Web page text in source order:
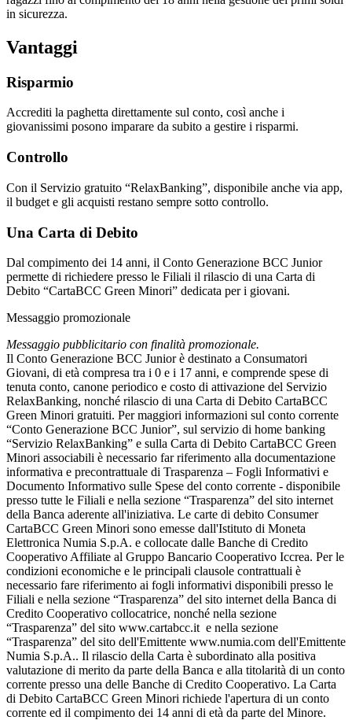
in sicurezza.
Vantaggi
Risparmio
Accrediti la paghetta direttamente sul conto, così anche i
giovanissimi posono imparare da subito a gestire i risparmi.
Controllo
Con il Servizio gratuito “RelaxBanking”, disponibile anche via app,
il budget e gli acquisti restano sempre sotto controllo.
Una Carta di Debito
Dal compimento dei 14 anni, il Conto Generazione BCC Junior
permette di richiedere presso le Filiali il rilascio di una Carta di
Debito “CartaBCC Green Minori” dedicata per i giovani.
Messaggio promozionale
Messaggio pubblicitario con finalità promozionale.
Il Conto Generazione BCC Junior è destinato a Consumatori
Giovani, di età compresa tra i 0 e i 17 anni, e comprende spese di
tenuta conto, canone periodico e costo di attivazione del Servizio
RelaxBanking, nonché rilascio di una Carta di Debito CartaBCC
Green Minori gratuiti. Per maggiori informazioni sul conto corrente
“Conto Generazione BCC Junior”, sul servizio di home banking
“Servizio RelaxBanking” e sulla Carta di Debito CartaBCC Green
Minori associabili è necessario far riferimento alla documentazione
informativa e precontrattuale di Trasparenza – Fogli Informativi e
Documento Informativo sulle Spese del conto corrente - disponibile
presso tutte le Filiali e nella sezione “Trasparenza” del sito internet
della Banca aderente all'iniziativa. Le carte di debito Consumer
CartaBCC Green Minori sono emesse dall'Istituto di Moneta
Elettronica Numia S.p.A. e collocate dalle Banche di Credito
Cooperativo Affiliate al Gruppo Bancario Cooperativo Iccrea. Per le
condizioni economiche e le principali clausole contrattuali è
necessario fare riferimento ai fogli informativi disponibili presso le
Filiali e nella sezione “Trasparenza” del sito internet della Banca di
Credito Cooperativo collocatrice, nonché nella sezione
“Trasparenza” del sito www.cartabcc.it e nella sezione
“Trasparenza” del sito dell'Emittente www.numia.com dell'Emittente
Numia S.p.A.. Il rilascio della Carta è subordinato alla positiva
valutazione di merito da parte della Banca e alla titolarità di un conto
corrente presso una delle Banche di Credito Cooperativo. La Carta
di Debito CartaBCC Green Minori richiede l'apertura di un conto
corrente ed il compimento dei 14 anni di età da parte del Minore.